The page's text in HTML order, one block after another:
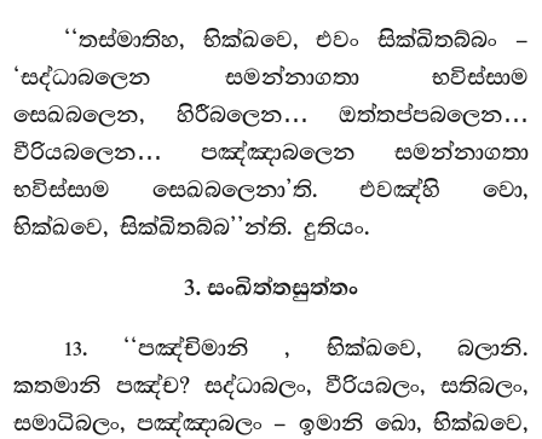
‘‘තස්මාතිහ, භික්ඛවෙ, එවං සික්ඛිතබ්බං –
‘සද්ධාබලෙන සමන්නාගතා භවිස්සාම
සෙඛබලෙන, හිරීබලෙන… ඔත්තප්පබලෙන…
වීරියබලෙන… පඤ්ඤාබලෙන සමන්නාගතා
භවිස්සාම සෙඛබලෙනා’ති. එවඤ්හි වො,
භික්ඛවෙ, සික්ඛිතබ්බ’’න්ති. දුතියං.
3. සංඛිත්තසුත්තං
13. ‘‘පඤ්චිමානි, භික්ඛවෙ, බලානි.
කතමානි පඤ්ච? සද්ධාබලං, වීරියබලං, සතිබලං,
සමාධිබලං, පඤ්ඤාබලං – ඉමානි ඛො, භික්ඛවෙ,